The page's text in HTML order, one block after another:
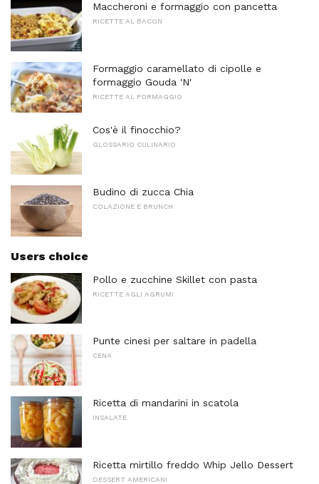
Maccheroni e formaggio con pancetta
RICETTE AL BACON
Formaggio caramellato di cipolle e
formaggio Gouda 'N'
RICETTE AL FORMAGGIO
Cos'è il finocchio?
GLOSSARIO CULINARIO
Budino di zucca Chia
COLAZIONE E BRUNCH
Users choice
Pollo e zucchine Skillet con pasta
RICETTE AGLI AGRUMI
Punte cinesi per saltare in padella
CENA
Ricetta di mandarini in scatola
INSALATE
Ricetta mirtillo freddo Whip Jello Dessert
DESSERT AMERICANI